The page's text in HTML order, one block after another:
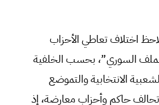
اختلاف تعاطي الأحزاب
السوري”، بحسب الخلفية
الانتخابية والتموضع
حاكم وأحزاب معارضة، إذ